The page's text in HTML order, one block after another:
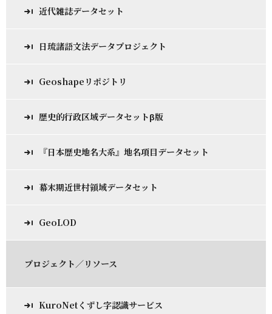
近代雑誌データセット
日琉諸語文法データプロジェクト
Geoshapeリポジトリ
歴史的行政区域データセットβ版
『日本歴史地名大系』地名項目データセット
幕末期近世村領域データセット
GeoLOD
プロジェクト／リソース
KuroNetくずし字認識サービス